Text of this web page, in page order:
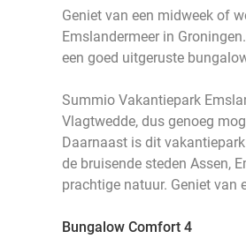
Geniet van een midweek of
Emslandermeer in
een goed uitgeruste
Summio Vakantiepark
Vlagtwedde, dus genoeg
Daarnaast is dit
de bruisende steden Assen,
prachtige natuur. Geniet van
Bungalow Comfort 4